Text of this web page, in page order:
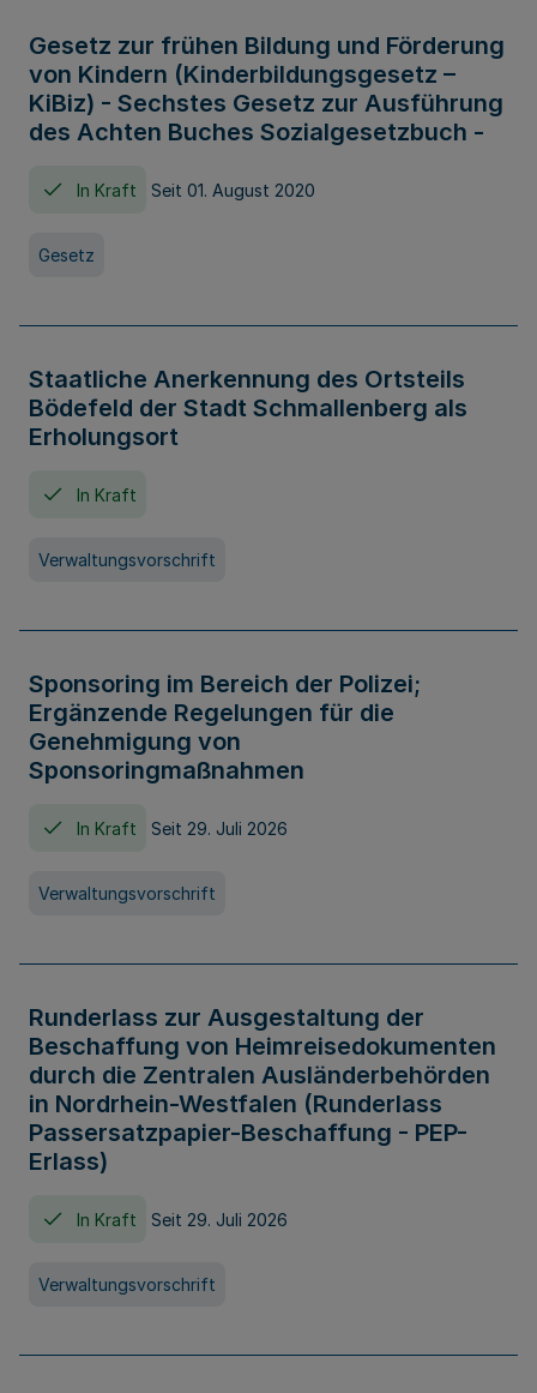
Gesetz zur frühen Bildung und Förderung
von Kindern (Kinderbildungsgesetz –
KiBiz) - Sechstes Gesetz zur Ausführung
des Achten Buches Sozialgesetzbuch -
In Kraft Seit 01. August 2020
Gesetz
Staatliche Anerkennung des Ortsteils
Bödefeld der Stadt Schmallenberg als
Erholungsort
In Kraft
Verwaltungsvorschrift
Sponsoring im Bereich der Polizei;
Ergänzende Regelungen für die
Genehmigung von
Sponsoringmaßnahmen
In Kraft Seit 29. Juli 2026
Verwaltungsvorschrift
Runderlass zur Ausgestaltung der
Beschaffung von Heimreisedokumenten
durch die Zentralen Ausländerbehörden
in Nordrhein-Westfalen (Runderlass
Passersatzpapier-Beschaffung - PEP-
Erlass)
In Kraft Seit 29. Juli 2026
Verwaltungsvorschrift